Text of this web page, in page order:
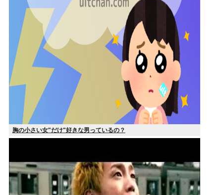
胸の小さい女"だけ"好きな男っているの？